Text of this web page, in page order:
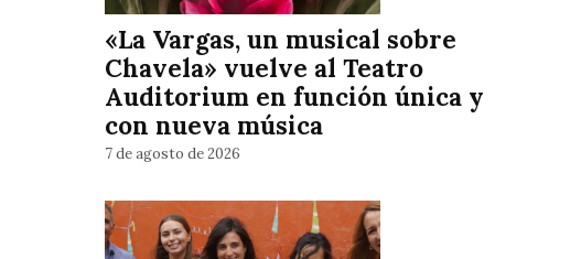
«La Vargas, un musical sobre
Chavela» vuelve al Teatro
Auditorium en función única y
con nueva música
7 de agosto de 2026